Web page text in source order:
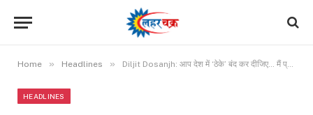
Home » Headlines » Diljit Dosanjh: आप देश में ‘ठेके’ बंद कर दीजिए… मैं प्रतिज्ञा लेता हूं कि मैं शराब पर गाने गाना बंद कर दूंगा…गुजरात सरकार के नोटिस पर दिलजीत दोसांझ का जवाब
HEADLINES